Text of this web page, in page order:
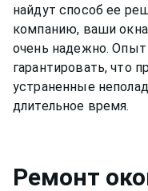
найдут способ ее
компанию, ваши
очень надежно.
гарантировать, что
устраненные
длительное время.
Ремонт